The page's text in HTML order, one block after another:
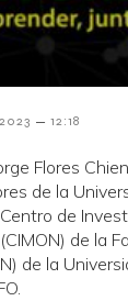
– 12:18
Flores
de la
de
de la
de la